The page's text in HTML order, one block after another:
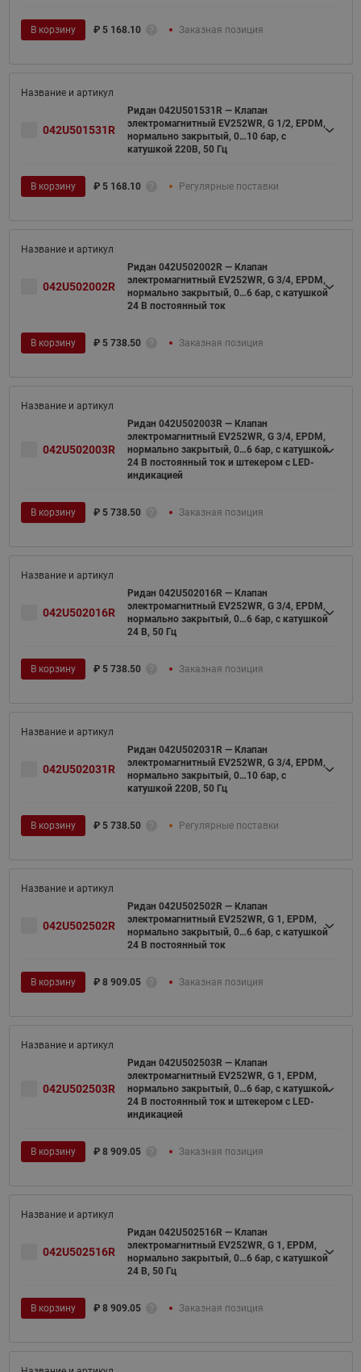
В корзину ₽ 5 168.10 Заказная позиция
042U501531R
Ридан 042U501531R — Клапан
электромагнитный EV252WR, G 1/2, EPDM,
нормально закрытый, 0…10 бар, с
катушкой 220В, 50 Гц
В корзину ₽ 5 168.10 Регулярные поставки
042U502002R
Ридан 042U502002R — Клапан
электромагнитный EV252WR, G 3/4, EPDM,
нормально закрытый, 0…6 бар, с катушкой
24 В постоянный ток
В корзину ₽ 5 738.50 Заказная позиция
042U502003R
Ридан 042U502003R — Клапан
электромагнитный EV252WR, G 3/4, EPDM,
нормально закрытый, 0…6 бар, с катушкой
24 В постоянный ток и штекером с LED-
индикацией
В корзину ₽ 5 738.50 Заказная позиция
042U502016R
Ридан 042U502016R — Клапан
электромагнитный EV252WR, G 3/4, EPDM,
нормально закрытый, 0…6 бар, с катушкой
24 В, 50 Гц
В корзину ₽ 5 738.50 Заказная позиция
042U502031R
Ридан 042U502031R — Клапан
электромагнитный EV252WR, G 3/4, EPDM,
нормально закрытый, 0…10 бар, с
катушкой 220В, 50 Гц
В корзину ₽ 5 738.50 Регулярные поставки
042U502502R
Ридан 042U502502R — Клапан
электромагнитный EV252WR, G 1, EPDM,
нормально закрытый, 0…6 бар, с катушкой
24 В постоянный ток
В корзину ₽ 8 909.05 Заказная позиция
042U502503R
Ридан 042U502503R — Клапан
электромагнитный EV252WR, G 1, EPDM,
нормально закрытый, 0…6 бар, с катушкой
24 В постоянный ток и штекером с LED-
индикацией
В корзину ₽ 8 909.05 Заказная позиция
042U502516R
Ридан 042U502516R — Клапан
электромагнитный EV252WR, G 1, EPDM,
нормально закрытый, 0…6 бар, с катушкой
24 В, 50 Гц
В корзину ₽ 8 909.05 Заказная позиция